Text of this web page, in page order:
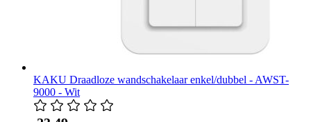
KAKU Draadloze wandschakelaar enkel/dubbel - AWST-
9000 - Wit